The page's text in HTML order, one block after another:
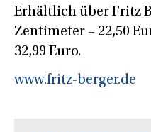
Erhältlich über Fritz
Zentimeter – 22,50
32,99 Euro.
www.fritz-berger.de